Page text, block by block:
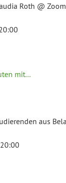
Roth @ Zoom
mit...
aus